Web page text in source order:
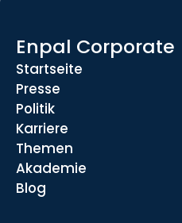
Enpal Corporate
Startseite
Presse
Politik
Karriere
Themen
Akademie
Blog